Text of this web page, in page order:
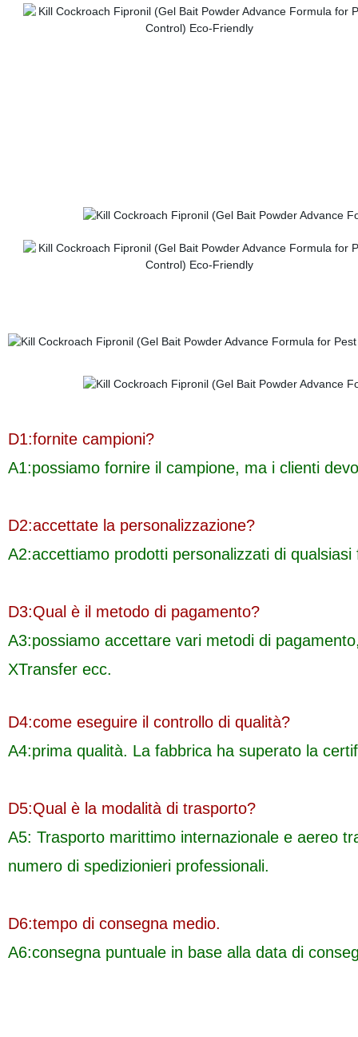
D1:fornite campioni?
A1:possiamo fornire il campione, ma i clienti
D2:accettate la personalizzazione?
A2:accettiamo prodotti personalizzati di
D3:Qual è il metodo di pagamento?
A3:possiamo accettare vari metodi di
XTransfer ecc.
D4:come eseguire il controllo di qualità?
A4:prima qualità. La fabbrica ha superato la
D5:Qual è la modalità di trasporto?
A5: Trasporto marittimo internazionale e aereo
numero di spedizionieri professionali.
D6:tempo di consegna medio.
A6:consegna puntuale in base alla data di